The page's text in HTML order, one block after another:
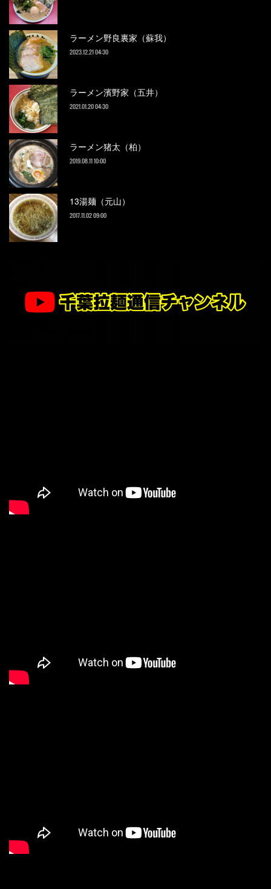
ラーメン野良裏家（蘇我）
2023.12.21 04:30
ラーメン濱野家（五井）
2021.01.20 04:30
ラーメン猪太（柏）
2019.08.11 10:00
13湯麺（元山）
2017.11.02 09:00